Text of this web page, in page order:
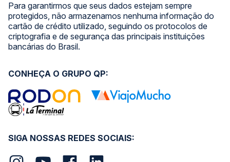
Para garantirmos que seus dados estejam sempre
protegidos, não armazenamos nenhuma informação do
cartão de crédito utilizado, seguindo os protocolos de
criptografia e de segurança das principais instituições
bancárias do Brasil.
SIGA NOSSAS REDES SOCIAIS:
CONHEÇA O GRUPO QP: